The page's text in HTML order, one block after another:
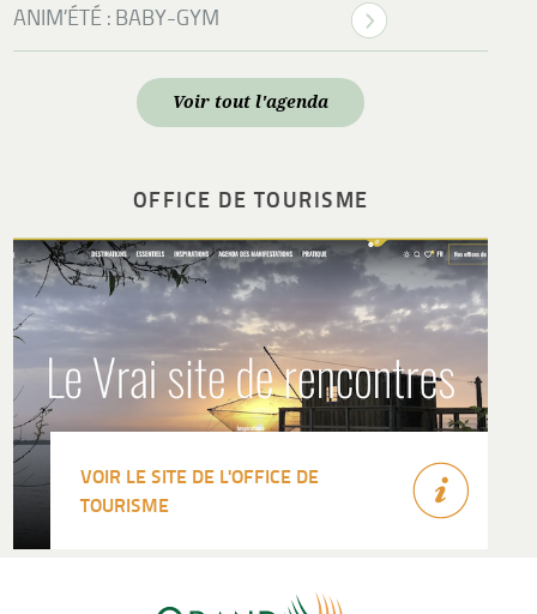
ANIM’ÉTÉ : BABY-GYM
Voir tout l'agenda
OFFICE DE TOURISME
VOIR LE SITE DE L'OFFICE DE
TOURISME